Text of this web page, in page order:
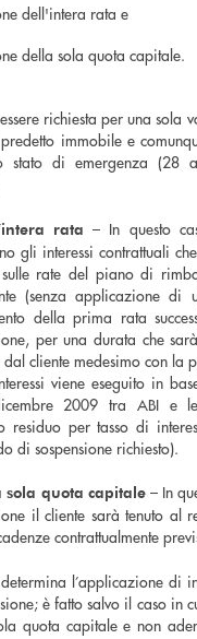
dell'intera rata e
della sola quota capitale.
richiesta per una
immobile e
stato di emergenza (28
rata – In questo
gli interessi contrattuali
rate del piano di
(senza applicazione di
della prima rata
per una durata che
dal cliente medesimo con la
viene eseguito in
2009 tra ABI e
residuo per tasso di
di sospensione richiesto).
sola quota capitale– In
il cliente sarà tenuto al
contrattualmente
determina l’applicazione di
è fatto salvo il caso in
quota capitale e non